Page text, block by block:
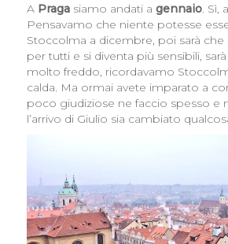
A Pragasiamo andati a gennaio. Sì,
Pensavamo che niente potesse
Stoccolma a dicembre, poi sarà che
per tutti e si diventa più sensibili,
molto freddo, ricordavamo
calda. Ma ormai avete imparato a
poco giudiziose ne faccio spesso e
l’arrivo di Giulio sia cambiato